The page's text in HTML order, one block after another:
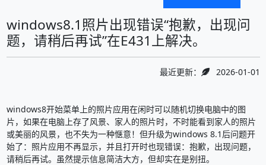
windows8.1照片出现错误“抱歉，出现问
题，请稍后再试”在E431上解决。
最近更新： 2026-01-01
windows8开始菜单上的照片应用在闲时可以随机切换电脑中的图
片，如果在电脑上存了风景、家人的照片时，不时能看到家人的照片
或美丽的风景，也不失为一种惬意！但升级为windows 8.1后问题开
始了：照片应用不再显示，并且打开时也现错误：抱歉，出现问题，
请稍后再试。虽然提示信息简洁大方，但却实在是别扭。